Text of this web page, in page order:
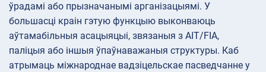
ўрадамі або прызначанымі арганізацыямі. У
большасці краін гэтую функцыю выконваюць
аўтамабільныя асацыяцыі, звязаныя з AIT/FIA,
паліцыя або іншыя ўпаўнаважаныя структуры. Каб
атрымаць міжнароднае вадзіцельскае пасведчанне у